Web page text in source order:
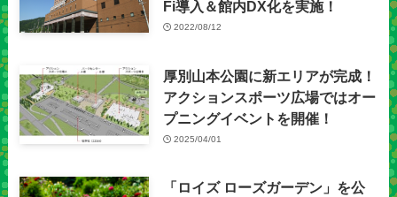
Fi導入＆館内DX化を実施！
2022/08/12
厚別山本公園に新エリアが完成！
アクションスポーツ広場ではオー
プニングイベントを開催！
2025/04/01
「ロイズ ローズガーデン」を公